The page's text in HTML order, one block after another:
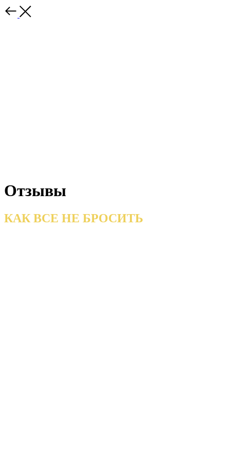
Отзывы
КАК ВСЕ НЕ БРОСИТЬ